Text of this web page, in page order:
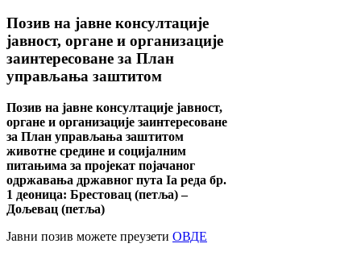
Позив на јавне консултације
јавност, органе и организације
заинтересоване за План
управљања заштитом
Позив на јавне консултације јавност,
органе и организације заинтересоване
за План управљања заштитом
животне средине и социјалним
питањима за пројекат појачаног
одржавања државног пута Ia реда бр.
1 деоница: Брестовац (петља) –
Дољевац (петља)
Јавни позив можете преузети ОВДЕ